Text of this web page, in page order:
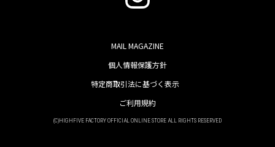
MAIL MAGAZINE
個人情報保護方針
特定商取引法に基づく表示
ご利用規約
(C)HIGHFIVE FACTORY OFFICIAL ONLINE STORE ALL RIGHTS RESERVED